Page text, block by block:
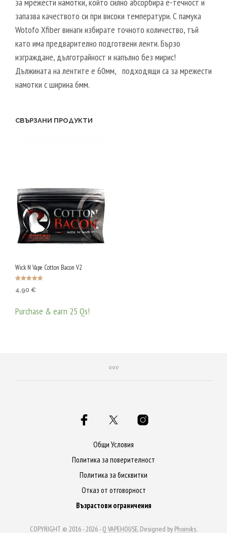
запазва качеството си при високи температури. С памука
Wotofo Xfiber винаги избирате точното количество, тъй
като има предварително подготвени ленти. Бързо
изграждане, дълготрайност и напълно без мирис!
Дължината на лентите е 60мм, подходящи са за мрежести
намотки с ширина 6мм.
СВЪРЗАНИ ПРОДУКТИ
Wick N Vape Cotton Bacon V2
5.00
4,90 €
Purchase & earn 25 Qs!
Общи Условия
Политика за поверителност
Политика за бисквитки
Отказ от отговорност
Възрастови ограничения
COPYRIGHT © 2016 - 2026 -Q VAPEHOUSE. Designed by Phoiniks.